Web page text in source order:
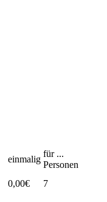
einmalig
für ...
Personen
0,00€
7